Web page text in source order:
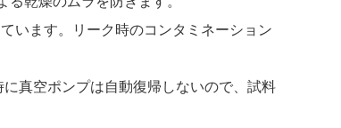
います。リーク時のコンタミネーション
真空ポンプは自動復帰しないので、試料